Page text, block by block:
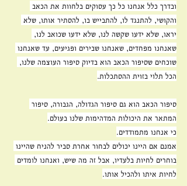
ובדרך כלל אנחנו כל כך עסוקים בלחוות את הכאב
והקושי, להתנגד לו, להתבייש בו, להסתיר אותו, שלא
יראו, שלא ידעו שקשה לנו, שלא ידעו שכואב לנו,
שאנחנו מפחדים, שאנחנו שבירים ופגיעים, עד שאנחנו
שוכחים שסיפור הכאב הוא בדיוק סיפור העוצמה שלנו,
הכל תלוי בזוית ההסתכלות.
סיפור הכאב הוא גם סיפור הגדולה, הגבורה, סיפור
המתאר את היכולות המדהימות שלנו בעולם.
כי אנחנו מתמודדים.
אמנם אם היינו יכולים לבחור אחרת סביר להניח שהיינו
בוחרים לחיות בלעדיו, אבל זה מה שיש, ואנחנו לומדים
לחיות איתו ולהכיל אותו.